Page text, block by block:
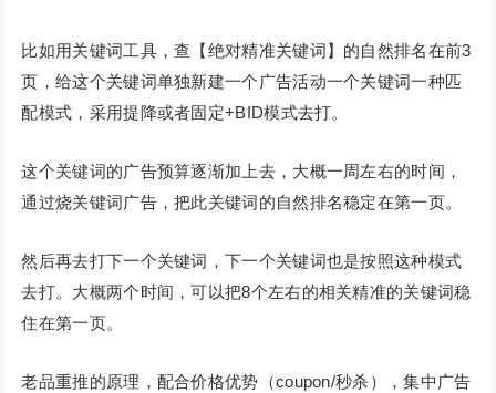
比如用关键词工具，查【绝对精准关键词】的自然排名在前3
页，给这个关键词单独新建一个广告活动一个关键词一种匹
配模式，采用提降或者固定+BID模式去打。
这个关键词的广告预算逐渐加上去，大概一周左右的时间，
通过烧关键词广告，把此关键词的自然排名稳定在第一页。
然后再去打下一个关键词，下一个关键词也是按照这种模式
去打。大概两个时间，可以把8个左右的相关精准的关键词稳
住在第一页。
老品重推的原理，配合价格优势（coupon/秒杀），集中广告